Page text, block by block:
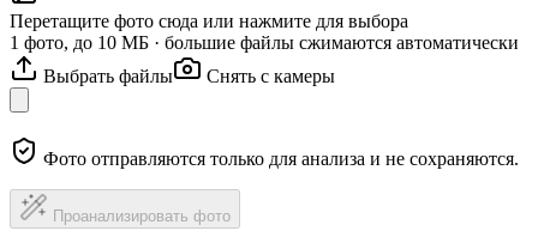
Перетащите фото сюда или нажмите для выбора
1 фото, до 10 МБ · большие файлы сжимаются автоматически
Выбрать файлы
Снять с камеры
Фото отправляются только для анализа и не сохраняются.
Проанализировать фото